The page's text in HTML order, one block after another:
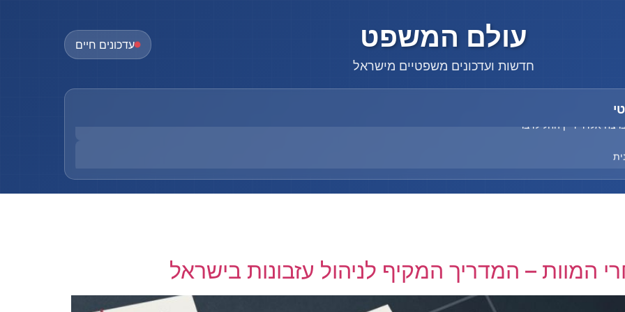
עולם המשפט
חדשות ועדכונים משפטיים מישראל
עדכונים חיים
אלדר דיין החל לדבר
אלדר דיין החל לדבר
המוות – המדריך המקיף לניהול עזבונות בישראל